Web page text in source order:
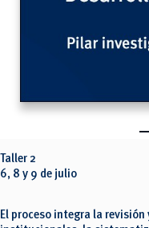
Taller 2
6, 8 y 9 de julio
El proceso integra la revisión